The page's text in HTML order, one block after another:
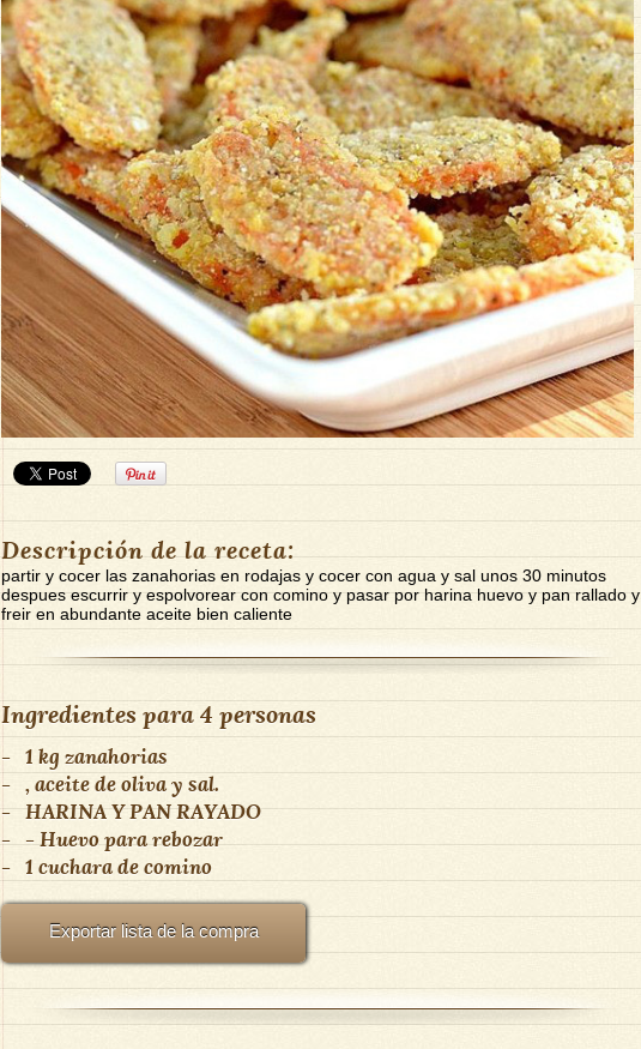
Descripción de la receta:
partir y cocer las zanahorias en rodajas y cocer con agua y sal unos 30 minutos
despues escurrir y espolvorear con comino y pasar por harina huevo y pan rallado y
freir en abundante aceite bien caliente
Ingredientes para4 personas
- 1 kg zanahorias
- , aceite de oliva y sal.
- HARINA Y PAN RAYADO
- - Huevo para rebozar
- 1 cuchara de comino
Exportar lista de la compra